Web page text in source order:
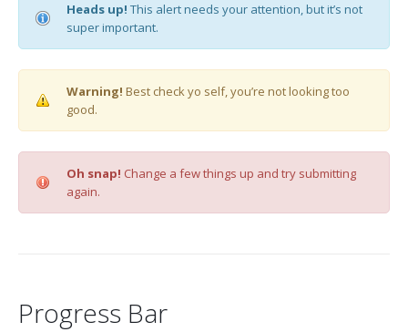
Heads up! This alert needs your attention, but it’s not
super important.
Warning! Best check yo self, you’re not looking too
good.
Oh snap! Change a few things up and try submitting
again.
Progress Bar